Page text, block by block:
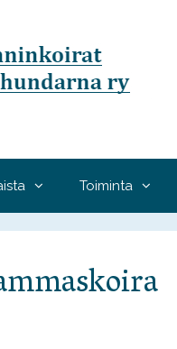
Toiminta